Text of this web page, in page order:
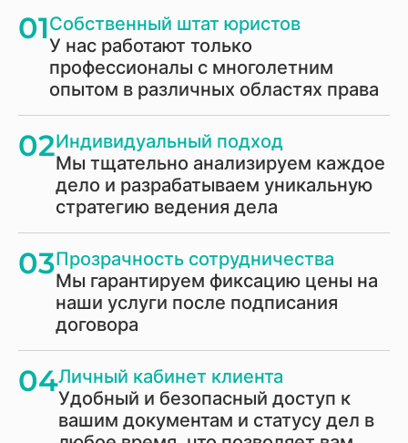
01Собственный штат юристов
У нас работают только
профессионалы с многолетним
опытом в различных областях права
02Индивидуальный подход
Мы тщательно анализируем каждое
дело и разрабатываем уникальную
стратегию ведения дела
03Прозрачность сотрудничества
Мы гарантируем фиксацию цены на
наши услуги после подписания
договора
04Личный кабинет клиента
Удобный и безопасный доступ к
вашим документам и статусу дел в